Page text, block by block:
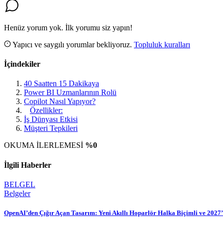
Henüz yorum yok. İlk yorumu siz yapın!
Yapıcı ve saygılı yorumlar bekliyoruz. Topluluk kuralları
İçindekiler
40 Saatten 15 Dakikaya
Power BI Uzmanlarının Rolü
Copilot Nasıl Yapıyor?
Özellikler:
İş Dünyası Etkisi
Müşteri Tepkileri
OKUMA İLERLEMESİ %0
İlgili Haberler
BELGEL
Belgeler
OpenAI’den Çığır Açan Tasarım: Yeni Akıllı Hoparlör Halka Biçimli ve